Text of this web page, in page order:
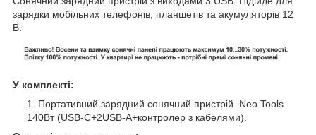
зарядки мобільних телефонів, планшетів та акумуляторів 12
В.
У комплекті:
Портативний зарядний сонячний пристрій Neo Tools
140Вт (USB-C+2USB-A+контролер з кабелями).